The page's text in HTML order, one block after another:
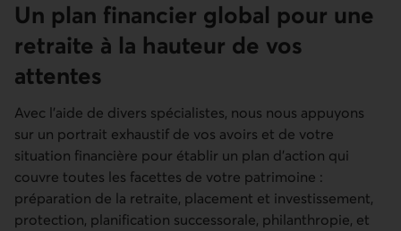
Un plan financier global pour une
retraite à la hauteur de vos
attentes
Avec l’aide de divers spécialistes, nous nous appuyons
sur un portrait exhaustif de vos avoirs et de votre
situation financière pour établir un plan d’action qui
couvre toutes les facettes de votre patrimoine :
préparation de la retraite, placement et investissement,
protection, planification successorale, philanthropie, et